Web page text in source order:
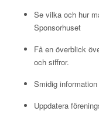
Se vilka och hur
Sponsorhuset
Få en överblick
och siffror.
Smidig
Uppdatera